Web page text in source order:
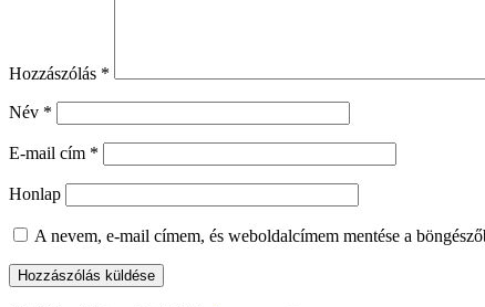
Hozzászólás *
Név *
E-mail cím *
Honlap
A nevem, e-mail címem, és weboldalcímem mentése a